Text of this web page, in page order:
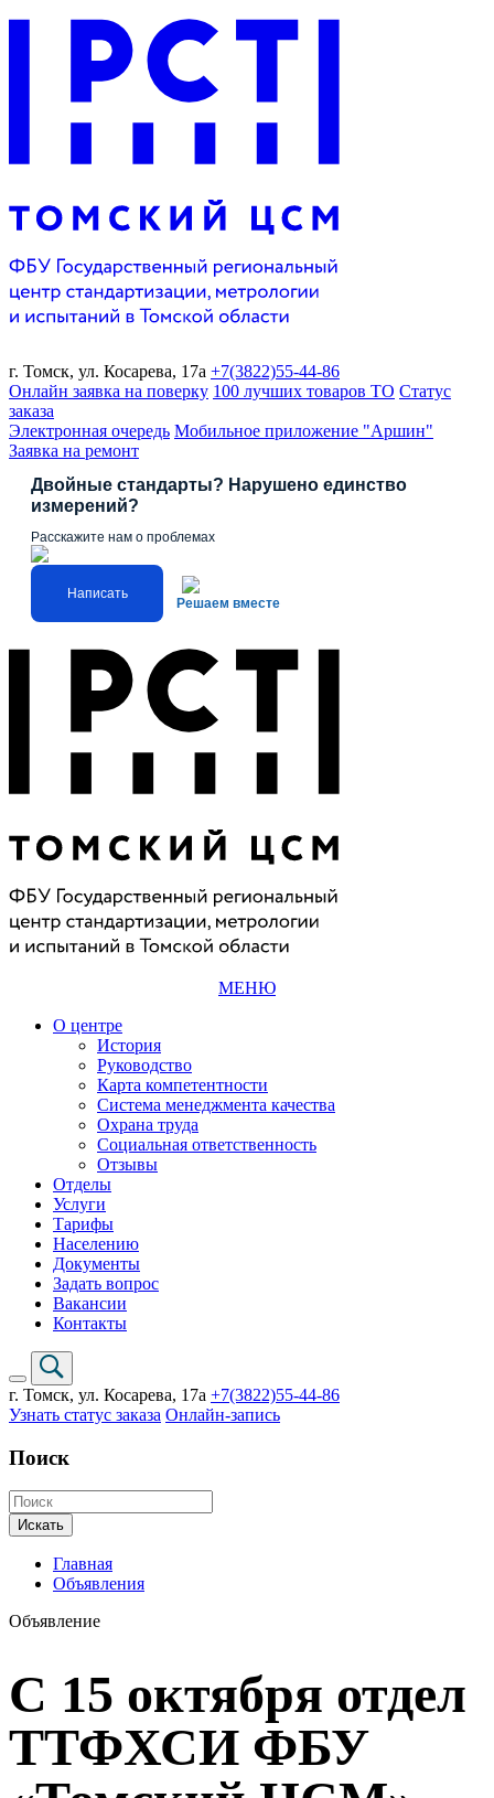
г. Томск, ул. Косарева, 17а +7(3822)55-44-86
Онлайн заявка на поверку 100 лучших товаров ТО Статус
заказа
Электронная очередь Мобильное приложение "Аршин"
Заявка на ремонт
Двойные стандарты? Нарушено единство
измерений?
Расскажите нам о проблемах
Написать
Решаем вместе
МЕНЮ
О центре
История
Руководство
Карта компетентности
Система менеджмента качества
Охрана труда
Социальная ответственность
Отзывы
Отделы
Услуги
Тарифы
Населению
Документы
Задать вопрос
Вакансии
Контакты
г. Томск, ул. Косарева, 17а +7(3822)55-44-86
Узнать статус заказа Онлайн-запись
Поиск
Искать
Главная
Объявления
Объявление
С 15 октября отдел
ТТФХСИ ФБУ